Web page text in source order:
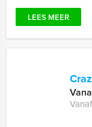
LEES MEER